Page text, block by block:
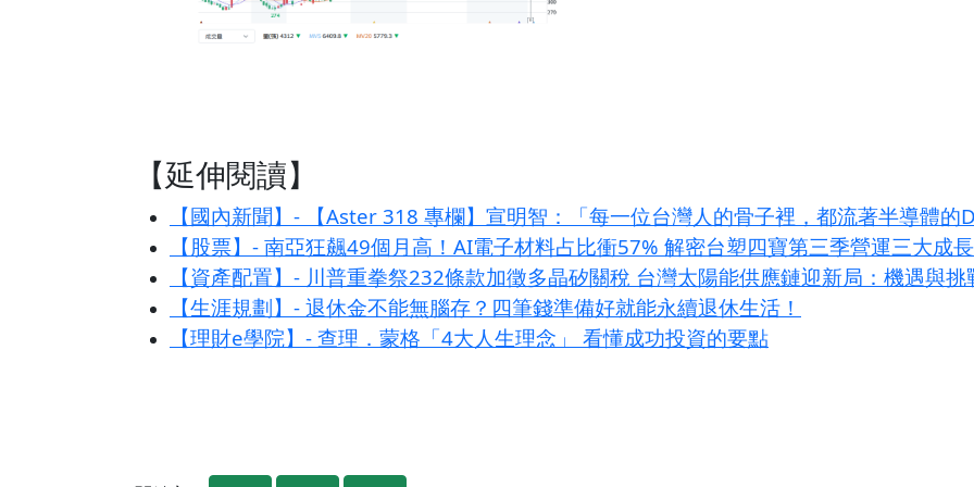
【延伸閱讀】
【國內新聞】- 【Aster 318 專欄】宣明智：「每一位台灣人的骨子裡，都流著半導體的
【股票】- 南亞狂飆49個月高！AI電子材料占比衝57% 解密台塑四寶第三季營運三大成
【資產配置】- 川普重拳祭232條款加徵多晶矽關稅 台灣太陽能供應鏈迎新局：機遇與挑
【生涯規劃】- 退休金不能無腦存？四筆錢準備好就能永續退休生活！
【理財e學院】- 查理．蒙格「4大人生理念」 看懂成功投資的要點